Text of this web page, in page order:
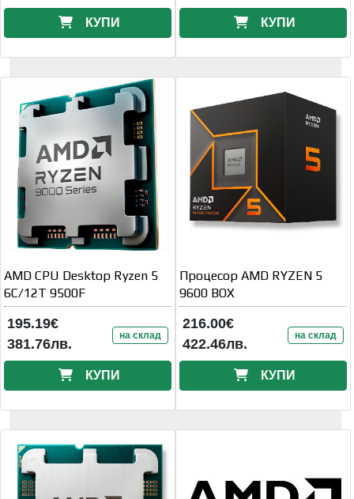
КУПИ КУПИ
AMD CPU Desktop Ryzen 5
6C/12T 9500F
195.19€
381.76лв.
на склад
КУПИ
Процесор AMD RYZEN 5
9600 BOX
216.00€
422.46лв.
на склад
КУПИ